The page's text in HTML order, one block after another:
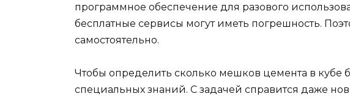
программное обеспечение для разового
бесплатные сервисы могут иметь погрешность.
самостоятельно.
Чтобы определить сколько мешков цемента в кубе
специальных знаний. С задачей справится даже